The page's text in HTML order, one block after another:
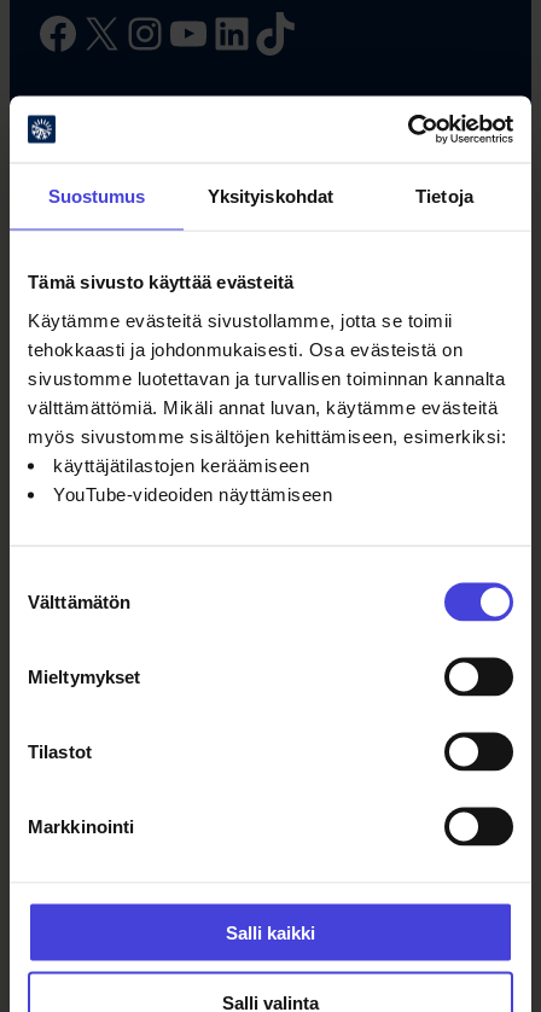
Suostumus Yksityiskohdat Tietoja
Tämä sivusto käyttää evästeitä
Käytämme evästeitä sivustollamme, jotta se toimii
tehokkaasti ja johdonmukaisesti. Osa evästeistä on
sivustomme luotettavan ja turvallisen toiminnan kannalta
välttämättömiä. Mikäli annat luvan, käytämme evästeitä
myös sivustomme sisältöjen kehittämiseen, esimerkiksi:
käyttäjätilastojen keräämiseen
YouTube-videoiden näyttämiseen
valinta
Välttämätön
Mieltymykset
Tilastot
Markkinointi
Salli kaikki
Salli valinta
Facebook X InstagramYouTube LinkedIn TikTok
#oulu2026 #kulttuuriilmastonmuutos
Oulun kulttuurisäätiö
Oulu2026 Info
Kauppurienkatu 10
Kauppakeskus Pekuri 2krs
info@oulu2026.eu
Tilaa uutiskirje
Kulttuuriohjelma
Tule vapaaehtoiseksi